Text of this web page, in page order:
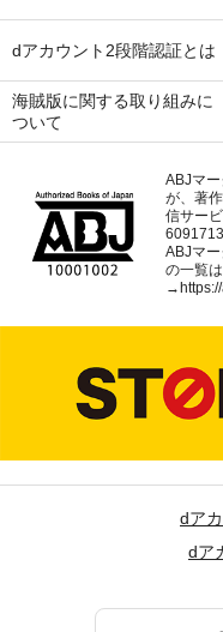
dアカウント2段階認証とは
海賊版に関する取り組みに
ついて
ABJマ
が、著
信サー
6091713
ABJマ
の一覧
→
dア
dア